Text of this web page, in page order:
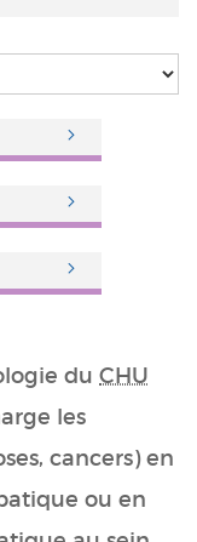
du CHU
les
cancers) en
ou en